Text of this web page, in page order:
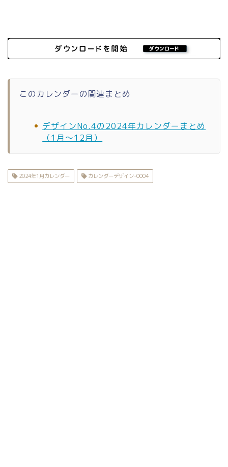
このカレンダーの関連まとめ
デザインNo.4の2024年カレンダーまとめ
（1月〜12月）
2024年1月カレンダー カレンダーデザイン-0004